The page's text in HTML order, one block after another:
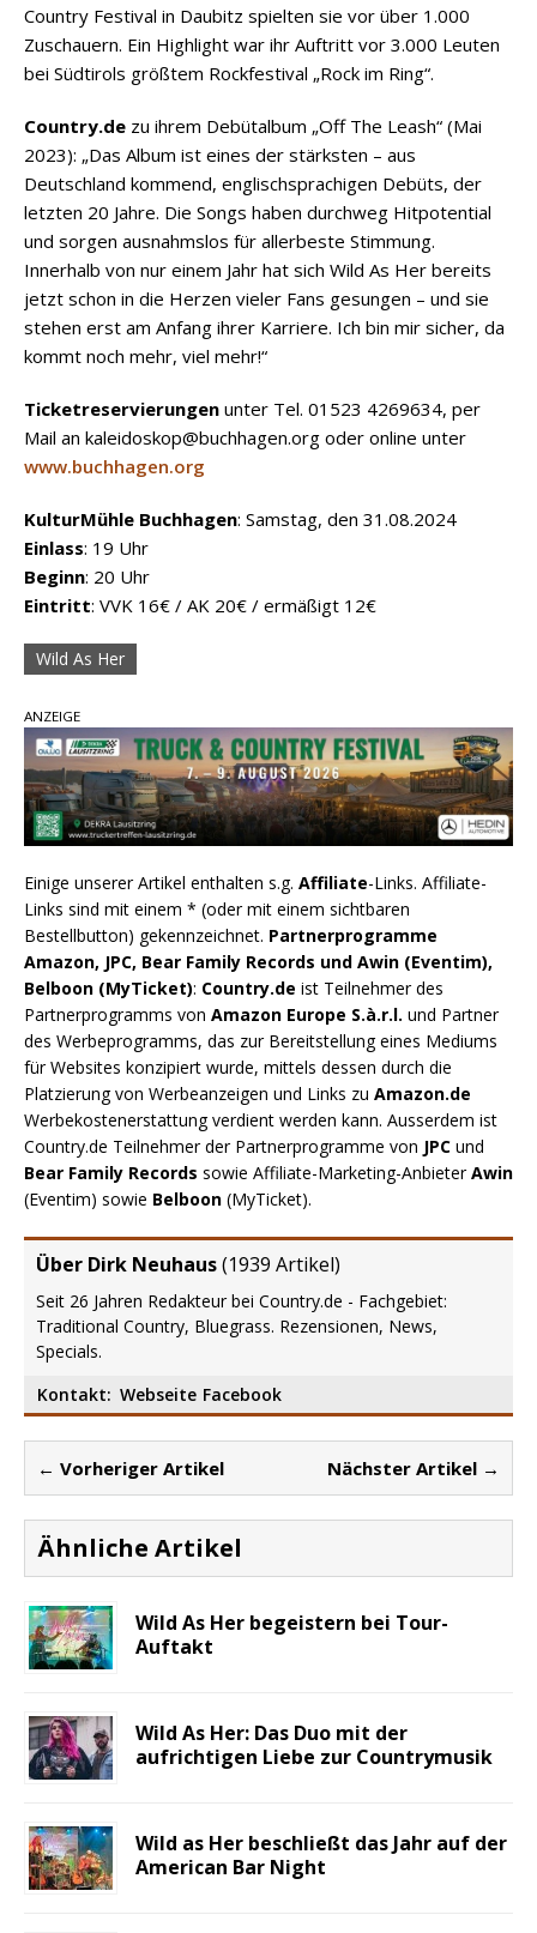
Country Festival in Daubitz spielten sie vor über 1.000
Zuschauern. Ein Highlight war ihr Auftritt vor 3.000 Leuten
bei Südtirols größtem Rockfestival „Rock im Ring“.
Country.de zu ihrem Debütalbum „Off The Leash“ (Mai
2023): „Das Album ist eines der stärksten – aus
Deutschland kommend, englischsprachigen Debüts, der
letzten 20 Jahre. Die Songs haben durchweg Hitpotential
und sorgen ausnahmslos für allerbeste Stimmung.
Innerhalb von nur einem Jahr hat sich Wild As Her bereits
jetzt schon in die Herzen vieler Fans gesungen – und sie
stehen erst am Anfang ihrer Karriere. Ich bin mir sicher, da
kommt noch mehr, viel mehr!“
Ticketreservierungen unter Tel. 01523 4269634, per
Mail an kaleidoskop@buchhagen.org oder online unter
www.buchhagen.org
KulturMühle Buchhagen: Samstag, den 31.08.2024
Einlass: 19 Uhr
Beginn: 20 Uhr
Eintritt: VVK 16€ / AK 20€ / ermäßigt 12€
Wild As Her
ANZEIGE
Einige unserer Artikel enthalten s.g. Affiliate-Links. Affiliate-
Links sind mit einem * (oder mit einem sichtbaren
Bestellbutton) gekennzeichnet. Partnerprogramme
Amazon, JPC, Bear Family Records und Awin (Eventim),
Belboon (MyTicket): Country.de ist Teilnehmer des
Partnerprogramms von Amazon Europe S.à.r.l. und Partner
des Werbeprogramms, das zur Bereitstellung eines Mediums
für Websites konzipiert wurde, mittels dessen durch die
Platzierung von Werbeanzeigen und Links zu Amazon.de
Werbekostenerstattung verdient werden kann. Ausserdem ist
Country.de Teilnehmer der Partnerprogramme von JPC und
Bear Family Records sowie Affiliate-Marketing-AnbieterAwin
(Eventim) sowie Belboon (MyTicket).
Über Dirk Neuhaus(1939 Artikel)
Seit 26 Jahren Redakteur bei Country.de - Fachgebiet:
Traditional Country, Bluegrass. Rezensionen, News,
Specials.
Kontakt: Webseite Facebook
← Vorheriger Artikel Nächster Artikel →
Ähnliche Artikel
Wild As Her begeistern bei Tour-
Auftakt
Wild As Her: Das Duo mit der
aufrichtigen Liebe zur Countrymusik
Wild as Her beschließt das Jahr auf der
American Bar Night